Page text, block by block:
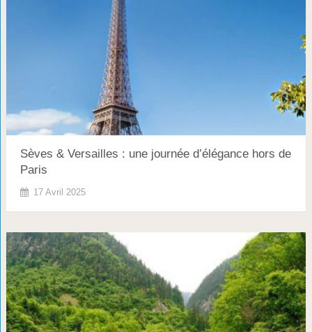
Sèves & Versailles : une journée d’élégance hors de
Paris
17 Avril 2025